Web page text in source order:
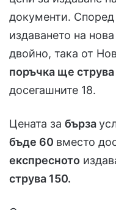
документи.
издаването на
двойно, така от
поръчка ще
досегашните 18.
Цената за бърза
бъде 60 вместо
експресното
струва 150.